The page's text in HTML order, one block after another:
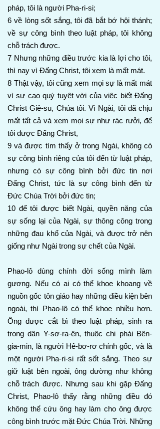
pháp, tôi là người Pha-ri-si;
6 về lòng sốt sắng, tôi đã bắt bớ hội thánh;
về sự công bình theo luật pháp, tôi không
chỗ trách được.
7 Nhưng những điều trước kia là lợi cho tôi,
thì nay vì Đấng Christ, tôi xem là mất mát.
8 Thật vậy, tôi cũng xem mọi sự là mất mát
vì sự cao quý tuyệt vời của việc biết Đấng
Christ Giê-su, Chúa tôi. Vì Ngài, tôi đã chịu
mất tất cả và xem mọi sự như rác rưởi, để
tôi được Đấng Christ,
9 và được tìm thấy ở trong Ngài, không có
sự công bình riêng của tôi đến từ luật pháp,
nhưng có sự công bình bởi đức tin nơi
Đấng Christ, tức là sự công bình đến từ
Đức Chúa Trời bởi đức tin;
10 để tôi được biết Ngài, quyền năng của
sự sống lại của Ngài, sự thông công trong
những đau khổ của Ngài, và được trở nên
giống như Ngài trong sự chết của Ngài.
Phao-lô dùng chính đời sống mình làm
gương. Nếu có ai có thể khoe khoang về
nguồn gốc tôn giáo hay những điều kiện bên
ngoài, thì Phao-lô có thể khoe nhiều hơn.
Ông được cắt bì theo luật pháp, sinh ra
trong dân Y-sơ-ra-ên, thuộc chi phái Bên-
gia-min, là người Hê-bơ-rơ chính gốc, và là
một người Pha-ri-si rất sốt sắng. Theo sự
giữ luật bên ngoài, ông dường như không
chỗ trách được. Nhưng sau khi gặp Đấng
Christ, Phao-lô thấy rằng những điều đó
không thể cứu ông hay làm cho ông được
công bình trước mặt Đức Chúa Trời. Những